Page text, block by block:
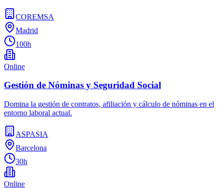
COREMSA
Madrid
100h
Online
Gestión de Nóminas y Seguridad Social
Domina la gestión de contratos, afiliación y cálculo de nóminas en el
entorno laboral actual.
ASPASIA
Barcelona
30h
Online